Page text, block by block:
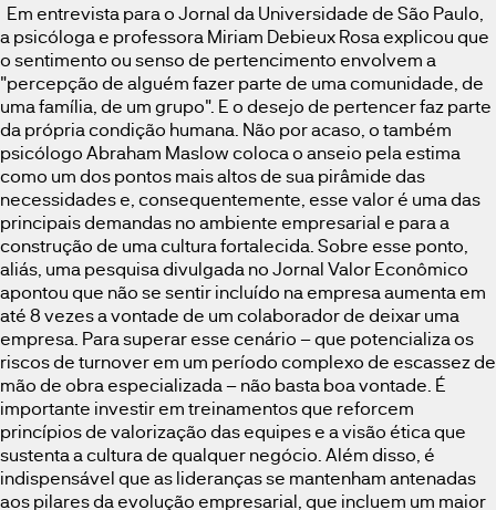
Em entrevista para o Jornal da Universidade de São Paulo,
a psicóloga e professora Miriam Debieux Rosa explicou que
o sentimento ou senso de pertencimento envolvem a
"percepção de alguém fazer parte de uma comunidade, de
uma família, de um grupo". E o desejo de pertencer faz parte
da própria condição humana. Não por acaso, o também
psicólogo Abraham Maslow coloca o anseio pela estima
como um dos pontos mais altos de sua pirâmide das
necessidades e, consequentemente, esse valor é uma das
principais demandas no ambiente empresarial e para a
construção de uma cultura fortalecida. Sobre esse ponto,
aliás, uma pesquisa divulgada no Jornal Valor Econômico
apontou que não se sentir incluído na empresa aumenta em
até 8 vezes a vontade de um colaborador de deixar uma
empresa. Para superar esse cenário – que potencializa os
riscos de turnover em um período complexo de escassez de
mão de obra especializada – não basta boa vontade. É
importante investir em treinamentos que reforcem
princípios de valorização das equipes e a visão ética que
sustenta a cultura de qualquer negócio. Além disso, é
indispensável que as lideranças se mantenham antenadas
aos pilares da evolução empresarial, que incluem um maior